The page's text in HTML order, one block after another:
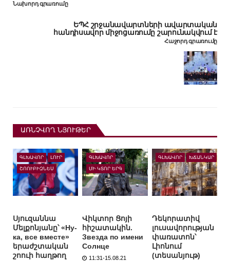
Նախորդ գրառումը
ԵՊՀ շրջանավարտների ավարտական
հանդիսավոր միջոցառումը շարունակվում է
Հաջորդ գրառումը
ԱՌՆՉՎՈՂ ՆՅՈՒԹԵՐ
ԳԼԽԱՎՈՐ ԼՈՒՐ
ՇՈՈՒԲԻԶՆԵՍ
Սյուզաննա
Մելքոնյանը՝ «Ну-
ка, все вместе»
երաժշտական
շոուի հաղթող
ԳԼԽԱՎՈՐ
ՄԻ ԿՏՈՐ ԵՐԳ
Վիկտոր Ցոյի
հիշատակին.
Звезда по имени
Солнце
11:31-15.08.21
ԳԼԽԱՎՈՐ ԽՃԱՆԿԱՐ
Դեկորատիվ
լուսավորության
փառատոն՝
Լիոնում
(տեսանյութ)